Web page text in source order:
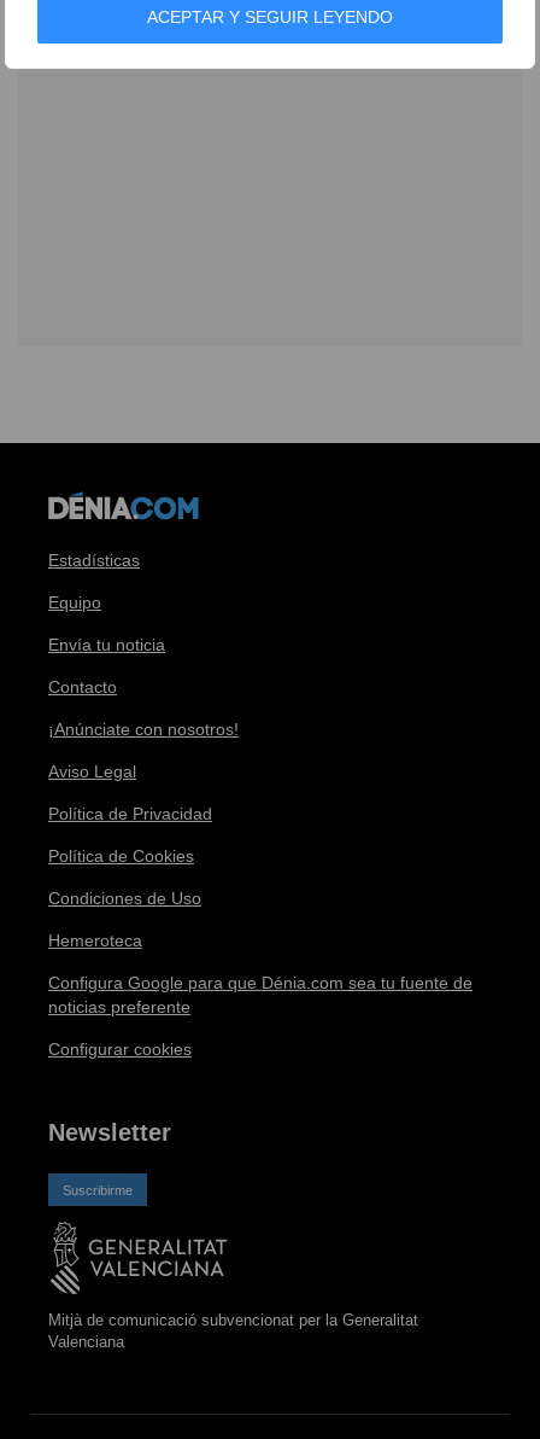
ACEPTAR Y SEGUIR LEYENDO
Estadísticas
Equipo
Envía tu noticia
Contacto
¡Anúnciate con nosotros!
Aviso Legal
Política de Privacidad
Política de Cookies
Condiciones de Uso
Hemeroteca
Configura Google para que Dénia.com sea tu fuente de
noticias preferente
Configurar cookies
Newsletter
Suscribirme
Mitjà de comunicació subvencionat per la Generalitat
Valenciana